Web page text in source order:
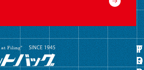
グ
ル